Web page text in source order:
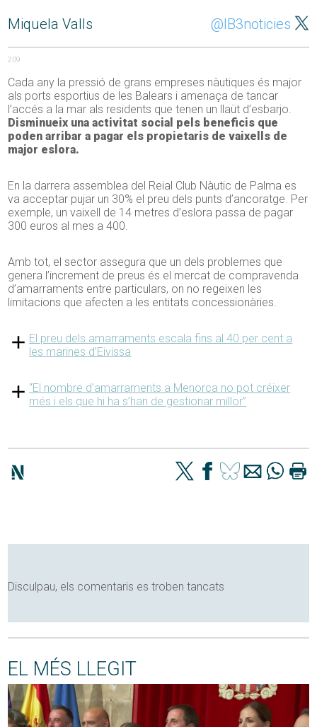
Miquela Valls @IB3noticies
209
Cada any la pressió de grans empreses nàutiques és major
als ports esportius de les Balears i amenaça de tancar
l’accés a la mar als residents que tenen un llaüt d’esbarjo.
Disminueix una activitat social pels beneficis que
poden arribar a pagar els propietaris de vaixells de
major eslora.
En la darrera assemblea del Reial Club Nàutic de Palma es
va acceptar pujar un 30% el preu dels punts d’ancoratge. Per
exemple, un vaixell de 14 metres d’eslora passa de pagar
300 euros al mes a 400.
Amb tot, el sector assegura que un dels problemes que
genera l’increment de preus és el mercat de compravenda
d’amarraments entre particulars, on no regeixen les
limitacions que afecten a les entitats concessionàries.
El preu dels amarraments escala fins al 40 per cent a
les marines d’Eivissa
“El nombre d’amarraments a Menorca no pot créixer
més i els que hi ha s’han de gestionar millor”
Disculpau, els comentaris es troben tancats
EL MÉS LLEGIT